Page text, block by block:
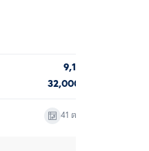
9,110,000
32,000
41 ตร.ม.